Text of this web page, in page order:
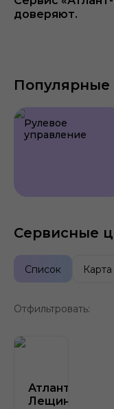
доверяют.
Популярные
Рулевое
управление
Сервисные
Список Карта
Отфильтровать:
Атлант-М
Лещинского